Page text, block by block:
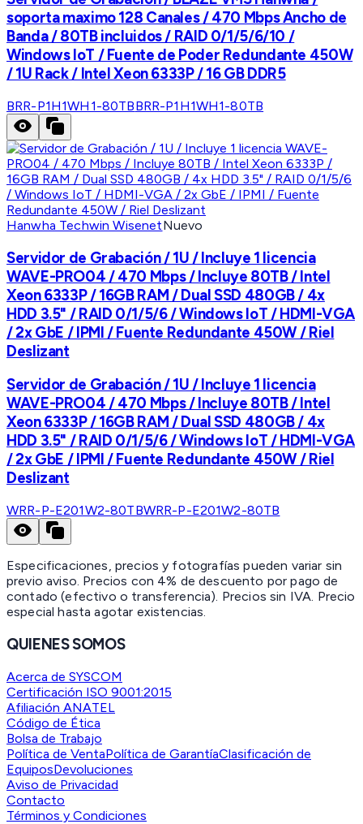
soporta maximo 128 Canales / 470 Mbps Ancho de
Banda / 80TB incluidos / RAID 0/1/5/6/10 /
Windows IoT / Fuente de Poder Redundante 450W
/ 1U Rack / Intel Xeon 6333P / 16 GB DDR5
BRR-P1H1WH1-80TBBRR-P1H1WH1-80TB
Hanwha Techwin WisenetNuevo
Servidor de Grabación / 1U / Incluye 1 licencia
WAVE-PRO04 / 470 Mbps / Incluye 80TB / Intel
Xeon 6333P / 16GB RAM / Dual SSD 480GB / 4x
HDD 3.5" / RAID 0/1/5/6 / Windows IoT / HDMI-VGA
/ 2x GbE / IPMI / Fuente Redundante 450W / Riel
Deslizant
Servidor de Grabación / 1U / Incluye 1 licencia
WAVE-PRO04 / 470 Mbps / Incluye 80TB / Intel
Xeon 6333P / 16GB RAM / Dual SSD 480GB / 4x
HDD 3.5" / RAID 0/1/5/6 / Windows IoT / HDMI-VGA
/ 2x GbE / IPMI / Fuente Redundante 450W / Riel
Deslizant
WRR-P-E201W2-80TBWRR-P-E201W2-80TB
Especificaciones, precios y fotografías pueden variar sin
previo aviso. Precios con 4% de descuento por pago de
contado (efectivo o transferencia). Precios sin IVA. Precio
especial hasta agotar existencias.
QUIENES SOMOS
Acerca de SYSCOM
Certificación ISO 9001:2015
Afiliación ANATEL
Código de Ética
Bolsa de Trabajo
Política de VentaPolítica de GarantíaClasificación de
EquiposDevoluciones
Aviso de Privacidad
Contacto
Términos y Condiciones